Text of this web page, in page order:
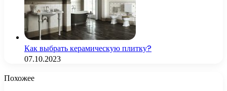
Как выбрать керамическую плитку?
07.10.2023
Похожее